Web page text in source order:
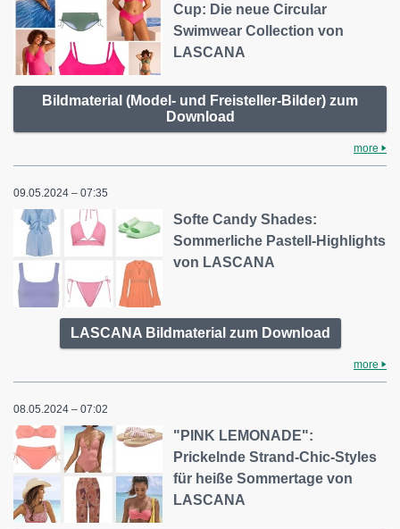
Cup: Die neue Circular
Swimwear Collection von
LASCANA
Bildmaterial (Model- und Freisteller-Bilder) zum
Download
more
09.05.2024 – 07:35
Softe Candy Shades:
Sommerliche Pastell-Highlights
von LASCANA
LASCANA Bildmaterial zum Download
more
08.05.2024 – 07:02
"PINK LEMONADE":
Prickelnde Strand-Chic-Styles
für heiße Sommertage von
LASCANA